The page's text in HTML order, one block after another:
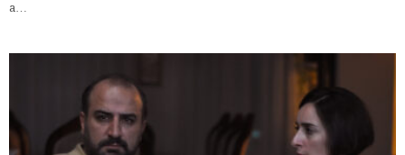
a…